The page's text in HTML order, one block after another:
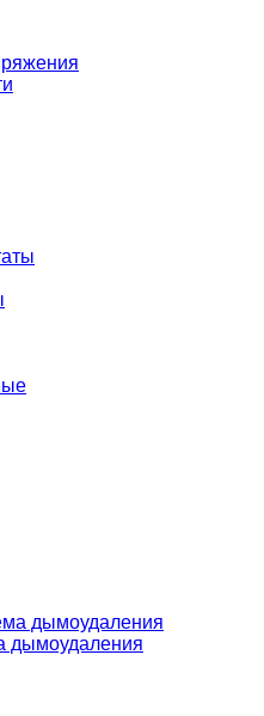
дымоудаления
дымоудаления